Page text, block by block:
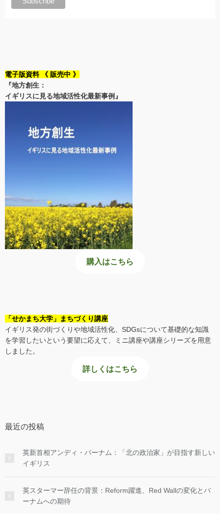
電子版資料 《 販売中 》
『地方創生：
イギリスに見る地域活性化最新事例』
購入はこちら
「せかまち大学」まちづくり講座
イギリス発の街づくりや地域活性化、SDGsについて基礎的な知識
を学習したいという要望に応えて、ミニ講座や講座シリーズを用意
しました。
詳しくはこちら
最近の投稿
英新首相アンディ・バーナム：「北の政治家」が目指す新しい
イギリス
英スターマー辞任の背景：Reform躍進、Red Wallの変化とバ
ーナムへの期待